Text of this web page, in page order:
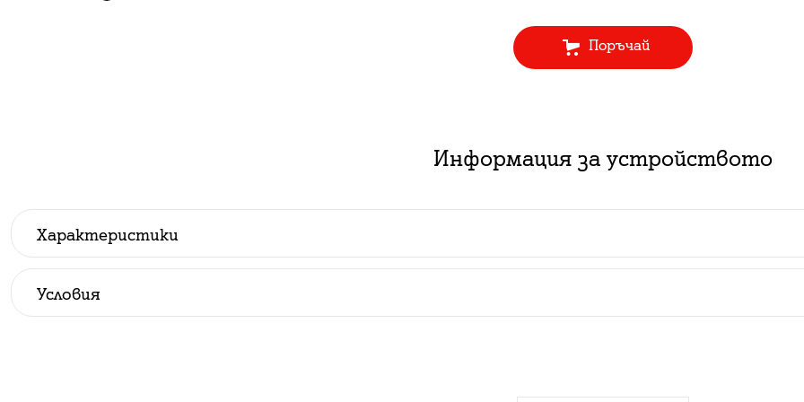
Поръчай
Информация за устройството
Характеристики
Производител:Samsung
Условия
Посочените цени в брой са валидни при сключване на нов абонамент за съответния тарифен план